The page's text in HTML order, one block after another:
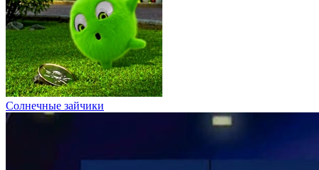
Солнечные зайчики